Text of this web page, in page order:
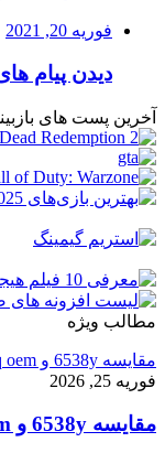
فوریه 20, 2021
دیدن پیام
آخرین پست های
مطالب ویژه
مقایسه 6538y و intel xeon platinum 8470q oem
فوریه 25, 2026
مقایسه 6538y و intel xeon platinum 8470q oem